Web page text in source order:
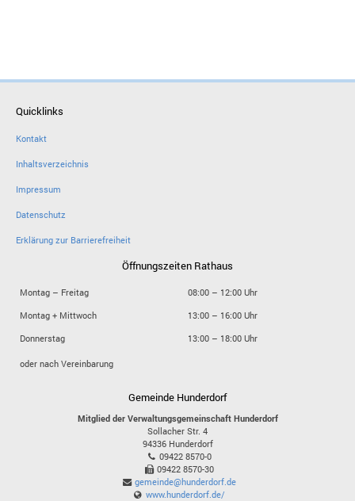
Quicklinks
Kontakt
Inhaltsverzeichnis
Impressum
Datenschutz
Erklärung zur Barrierefreiheit
Öffnungszeiten Rathaus
Montag – Freitag
08:00 – 12:00 Uhr
Montag + Mittwoch
13:00 – 16:00 Uhr
Donnerstag
13:00 – 18:00 Uhr
oder nach Vereinbarung
Gemeinde Hunderdorf
Mitglied der Verwaltungsgemeinschaft Hunderdorf
Sollacher Str. 4
94336 Hunderdorf
09422 8570-0
09422 8570-30
gemeinde@hunderdorf.de
www.hunderdorf.de/